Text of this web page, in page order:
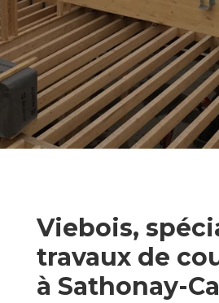
Viebois,
travaux de
à Sathonay-